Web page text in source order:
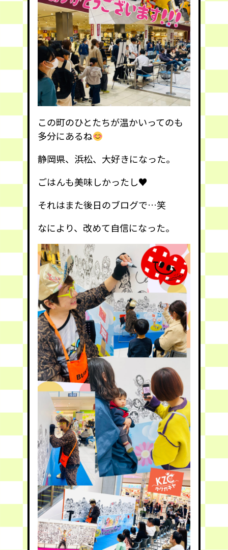
この町のひとたちが温かいってのも
多分にあるね
静岡県、浜松、大好きになった。
ごはんも美味しかったし♥️
それはまた後日のブログで…笑
なにより、改めて自信になった。